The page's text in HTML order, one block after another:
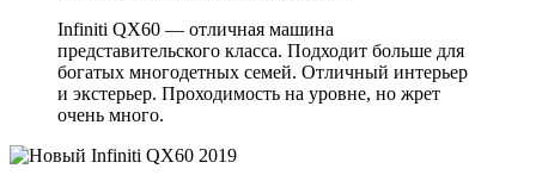
Infiniti QX60 — отличная машина
представительского класса. Подходит больше для
богатых многодетных семей. Отличный интерьер
и экстерьер. Проходимость на уровне, но жрет
очень много.